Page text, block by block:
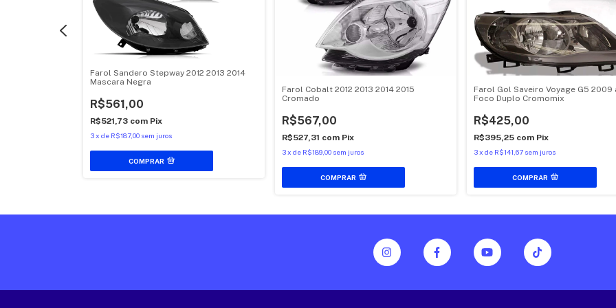
Farol Sandero Stepway 2012 2013 2014
Mascara Negra
R$561,00
R$521,73 com Pix
3x de R$187,00 sem juros
COMPRAR
Farol Cobalt 2012 2013 2014 2015
Cromado
R$567,00
R$527,31 com Pix
3x de R$189,00 sem juros
COMPRAR
Farol Gol Saveiro Voyage G5 2009
Foco Duplo Cromomix
R$425,00
R$395,25 com Pix
3x de R$141,67 sem juros
COMPRAR